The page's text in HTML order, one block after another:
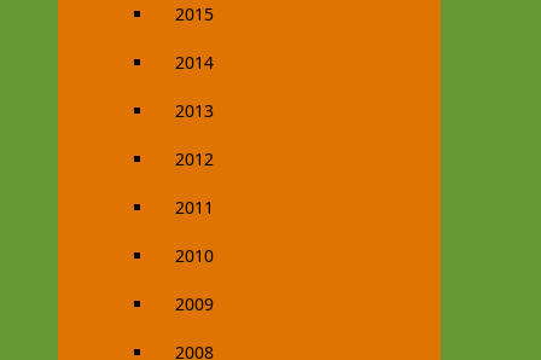
2015
2014
2013
2012
2011
2010
2009
2008